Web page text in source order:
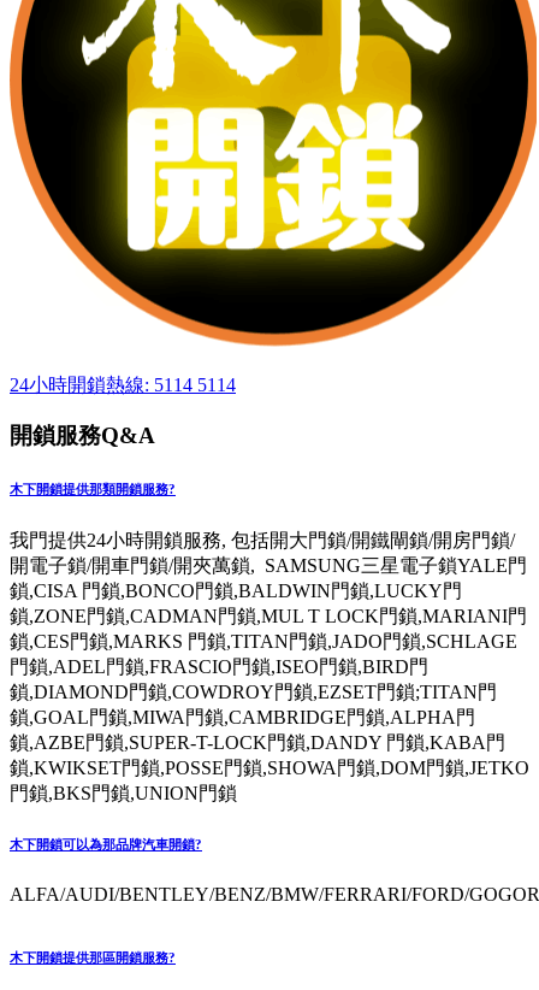
24小時開鎖熱線: 5114 5114
開鎖服務Q&A
木下開鎖提供那類開鎖服務?
我門提供24小時開鎖服務, 包括開大門鎖/開鐵閘鎖/開房門鎖/
開電子鎖/開車門鎖/開夾萬鎖, SAMSUNG三星電子鎖YALE門
鎖,CISA 門鎖,BONCO門鎖,BALDWIN門鎖,LUCKY門
鎖,ZONE門鎖,CADMAN門鎖,MUL T LOCK門鎖,MARIANI門
鎖,CES門鎖,MARKS 門鎖,TITAN門鎖,JADO門鎖,SCHLAGE
門鎖,ADEL門鎖,FRASCIO門鎖,ISEO門鎖,BIRD門
鎖,DIAMOND門鎖,COWDROY門鎖,EZSET門鎖;TITAN門
鎖,GOAL門鎖,MIWA門鎖,CAMBRIDGE門鎖,ALPHA門
鎖,AZBE門鎖,SUPER-T-LOCK門鎖,DANDY 門鎖,KABA門
鎖,KWIKSET門鎖,POSSE門鎖,SHOWA門鎖,DOM門鎖,JETKO
門鎖,BKS門鎖,UNION門鎖
木下開鎖可以為那品牌汽車開鎖?
ALFA/AUDI/BENTLEY/BENZ/BMW/FERRARI/FORD/
木下開鎖提供那區開鎖服務?